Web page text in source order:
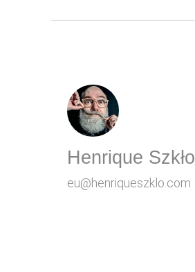
Henrique Szkło
eu@henriqueszklo.com